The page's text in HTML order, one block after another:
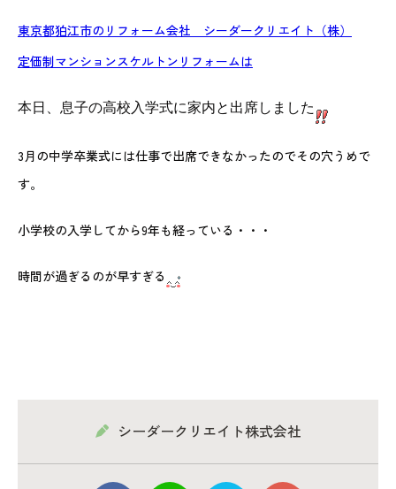
東京都狛江市のリフォーム会社 シーダークリエイト（株）
定価制マンションスケルトンリフォームは
本日、息子の高校入学式に家内と出席しました
3月の中学卒業式には仕事で出席できなかったのでその穴うめで
す。
小学校の入学してから9年も経っている・・・
時間が過ぎるのが早すぎる
シーダークリエイト株式会社